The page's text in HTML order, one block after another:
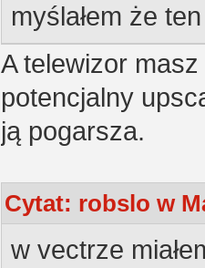
myślałem że
A telewizor
potencjalny
ją pogarsza.
Cytat: robslo w
w vectrze